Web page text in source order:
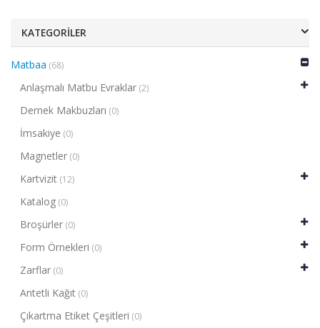
KATEGORILER
Matbaa (68)
Anlaşmalı Matbu Evraklar (2)
Dernek Makbuzları (0)
İmsakiye (0)
Magnetler (0)
Kartvizit (12)
Katalog (0)
Broşürler (0)
Form Örnekleri (0)
Zarflar (0)
Antetli Kağıt (0)
Çıkartma Etiket Çeşitleri (0)